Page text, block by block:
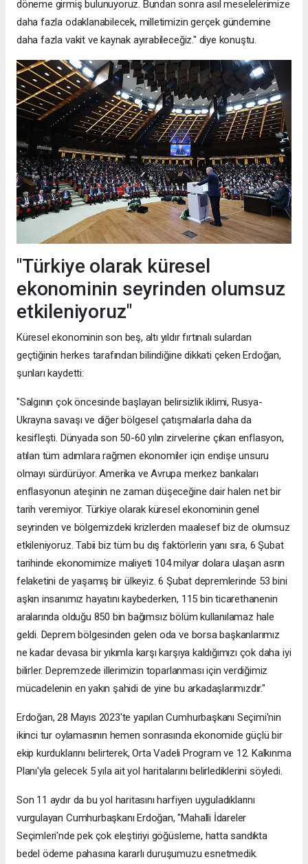
döneme girmiş bulunuyoruz. Bundan sonra asıl meselelerimize
daha fazla odaklanabilecek, milletimizin gerçek gündemine
daha fazla vakit ve kaynak ayırabileceğiz." diye konuştu.
"Türkiye olarak küresel
ekonominin seyrinden olumsuz
etkileniyoruz"
Küresel ekonominin son beş, altı yıldır fırtınalı sulardan
geçtiğinin herkes tarafından bilindiğine dikkati çeken Erdoğan,
şunları kaydetti:
"Salgının çok öncesinde başlayan belirsizlik iklimi, Rusya-
Ukrayna savaşı ve diğer bölgesel çatışmalarla daha da
kesifleşti. Dünyada son 50-60 yılın zirvelerine çıkan enflasyon,
atılan tüm adımlara rağmen ekonomiler için endişe unsuru
olmayı sürdürüyor. Amerika ve Avrupa merkez bankaları
enflasyonun ateşinin ne zaman düşeceğine dair halen net bir
tarih veremiyor. Türkiye olarak küresel ekonominin genel
seyrinden ve bölgemizdeki krizlerden maalesef biz de olumsuz
etkileniyoruz. Tabii biz tüm bu dış faktörlerin yanı sıra, 6 Şubat
tarihinde ekonomimize maliyeti 104 milyar dolara ulaşan asrın
felaketini de yaşamış bir ülkeyiz. 6 Şubat depremlerinde 53 bini
aşkın insanımız hayatını kaybederken, 115 bin ticarethanenin
aralarında olduğu 850 bin bağımsız bölüm kullanılamaz hale
geldi. Deprem bölgesinden gelen oda ve borsa başkanlarımız
ne kadar devasa bir yıkımla karşı karşıya kaldığımızı çok daha iyi
bilirler. Depremzede illerimizin toparlanması için verdiğimiz
mücadelenin en yakın şahidi de yine bu arkadaşlarımızdır."
Erdoğan, 28 Mayıs 2023'te yapılan Cumhurbaşkanı Seçimi'nin
ikinci tur oylamasının hemen sonrasında ekonomide güçlü bir
ekip kurduklarını belirterek, Orta Vadeli Program ve 12. Kalkınma
Planı'yla gelecek 5 yıla ait yol haritalarını belirlediklerini söyledi.
Son 11 aydır da bu yol haritasını harfiyen uyguladıklarını
vurgulayan Cumhurbaşkanı Erdoğan, "Mahalli İdareler
Seçimleri'nde pek çok eleştiriyi göğüsleme, hatta sandıkta
bedel ödeme pahasına kararlı duruşumuzu esnetmedik.